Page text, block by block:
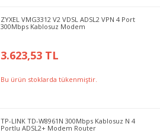
ZYXEL VMG3312 V2 VDSL ADSL2 VPN 4 Port
300Mbps Kablosuz Modem
3.623,53 TL
Bu ürün stoklarda tükenmiştir.
TP-LINK TD-W8961N 300Mbps Kablosuz N 4
Portlu ADSL2+ Modem Router